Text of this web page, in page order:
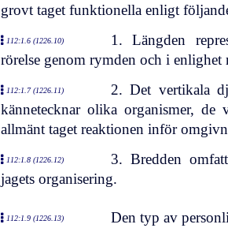
grovt taget funktionella enligt
112:1.6 (1226.10)
1. Längden
rörelse genom rymden och i
112:1.7 (1226.11)
2. Det vertikala
kännetecknar olika organismer, de
allmänt taget reaktionen inför
112:1.8 (1226.12)
3. Bredden
jagets organisering.
112:1.9 (1226.13)
Den typ av